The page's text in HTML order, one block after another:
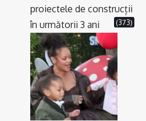
proiectele de construcții
în următorii 3 ani
(373)